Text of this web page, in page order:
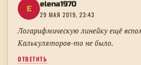
E elena1970
29 МАЯ 2019, 23:43
Логарифмическую линейку ещё
Калькуляторов-то не было.
ОТВЕТИТЬ